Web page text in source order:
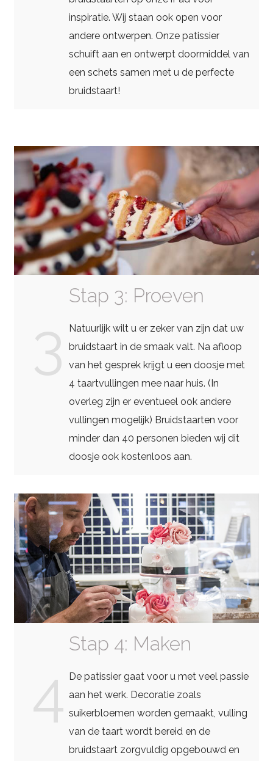
inspiratie. Wij staan ook open voor
andere ontwerpen. Onze patissier
schuift aan en ontwerpt doormiddel van
een schets samen met u de perfecte
bruidstaart!
3
Stap 3: Proeven
Natuurlijk wilt u er zeker van zijn dat uw
bruidstaart in de smaak valt. Na afloop
van het gesprek krijgt u een doosje met
4 taartvullingen mee naar huis. (In
overleg zijn er eventueel ook andere
vullingen mogelijk) Bruidstaarten voor
minder dan 40 personen bieden wij dit
doosje ook kostenloos aan.
4
Stap 4: Maken
De patissier gaat voor u met veel passie
aan het werk. Decoratie zoals
suikerbloemen worden gemaakt, vulling
van de taart wordt bereid en de
bruidstaart zorgvuldig opgebouwd en